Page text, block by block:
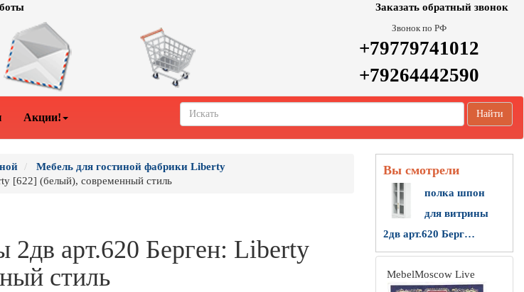
Заказать обратный звонок
Звонок по РФ
+79779741012
+79264442590
Акции! Найти
Мебель для гостиной фабрики Liberty
[622] (белый), современный стиль
арт.620 Берген: Liberty
стиль
Вы смотрели
полка шпон
для витрины
2дв арт.620 Берг…
MebelMoscow Live